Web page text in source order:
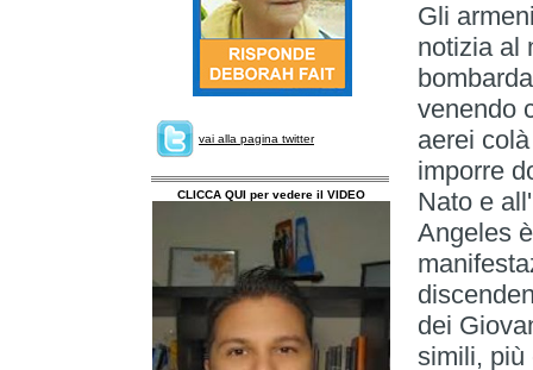
vai alla pagina twitter
CLICCA QUI per vedere il VIDEO
Gli
notizia al
venendo
aerei
imporre
Nato e
Angeles
dei
simili, più